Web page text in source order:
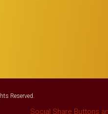
Reserved.
Social Share Buttons